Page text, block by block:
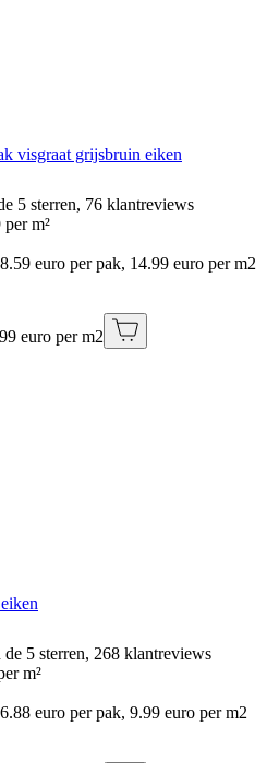
visgraat grijsbruin eiken
5 sterren, 76 klantreviews
per m²
euro per pak, 14.99 euro per m2
euro per m2
5 sterren, 268 klantreviews
m²
euro per pak, 9.99 euro per m2